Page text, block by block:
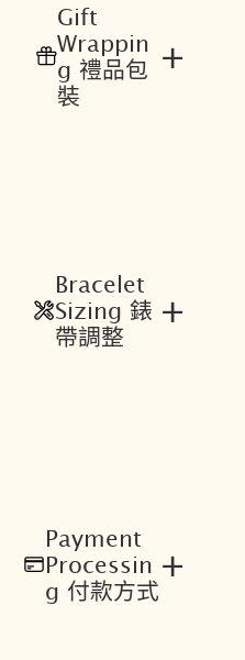
2
,
2
Gift
Wrappin
g 禮品包
裝
+
Bracelet
Sizing 錶
帶調整
+
Payment
Processin
g 付款方式
+